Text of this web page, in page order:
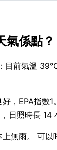
氣係點？
目前氣溫
，EPA指數
日照時長 14
無雨。 可以